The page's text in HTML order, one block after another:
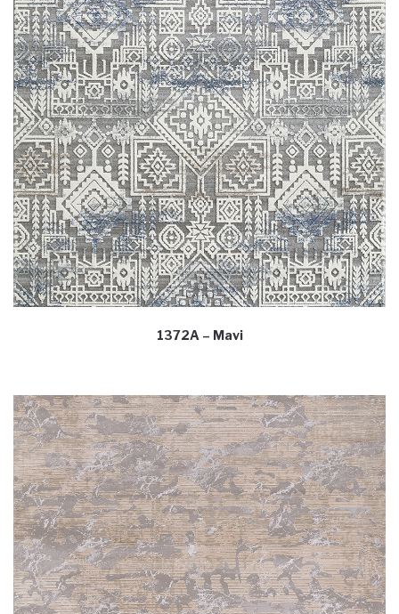
1372A – Mavi